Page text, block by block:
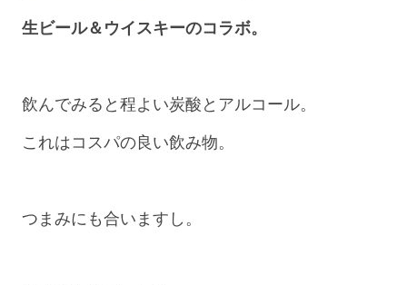
生ビール＆ウイスキーのコラボ。
飲んでみると程よい炭酸とアルコール。
これはコスパの良い飲み物。
つまみにも合いますし。